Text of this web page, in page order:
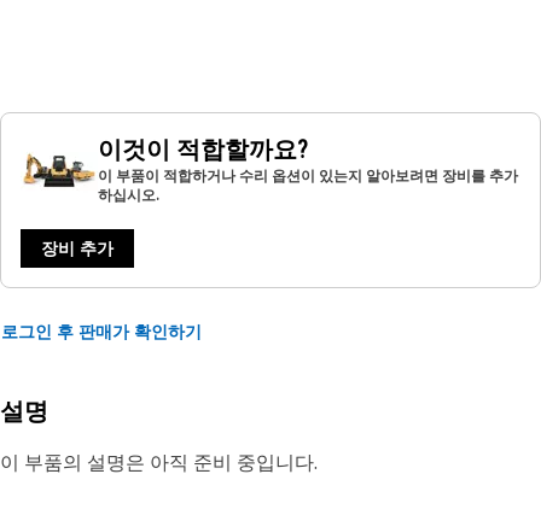
이것이 적합할까요?
이 부품이 적합하거나 수리 옵션이 있는지 알아보려면 장비를 추가
하십시오.
장비 추가
로그인 후 판매가 확인하기
설명
이 부품의 설명은 아직 준비 중입니다.